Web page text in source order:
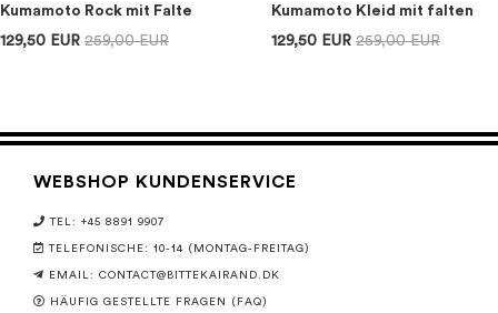
Kumamoto Rock mit Falte
129,50 EUR 259,00 EUR
Kumamoto Kleid mit falten
129,50 EUR 259,00 EUR
WEBSHOP KUNDENSERVICE
TEL: +45 8891 9907
TELEFONISCHE: 10-14 (MONTAG-FREITAG)
EMAIL: CONTACT@BITTEKAIRAND.DK
HÄUFIG GESTELLTE FRAGEN (FAQ)